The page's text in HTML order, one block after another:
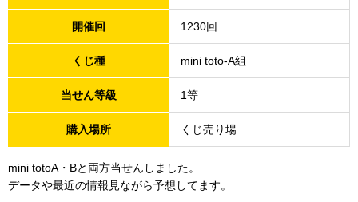
開催回 1230回
くじ種 mini toto-A組
当せん等級 1等
購入場所 くじ売り場
mini totoA・Bと両方当せんしました。
データや最近の情報見ながら予想してます。